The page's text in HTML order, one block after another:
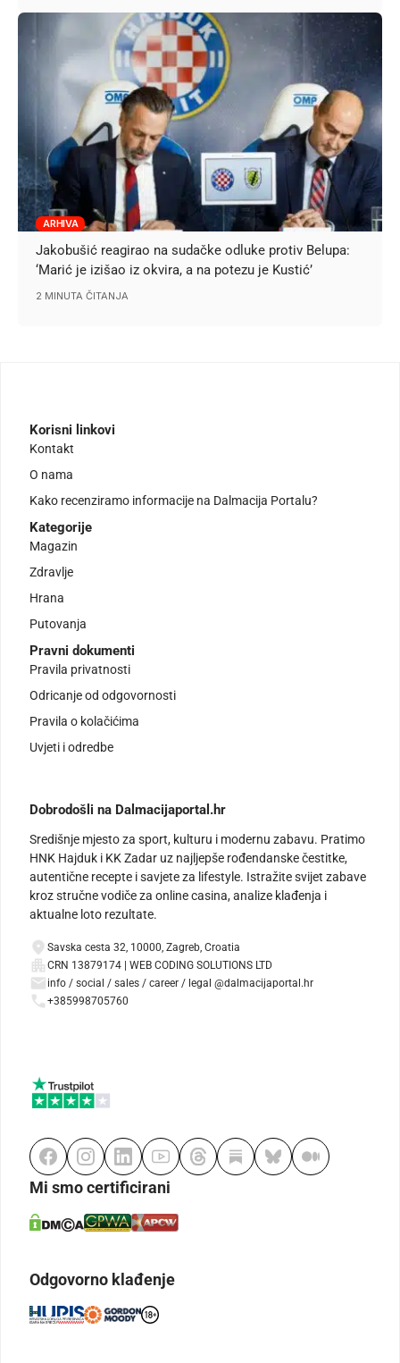
ARHIVA
Jakobušić reagirao na sudačke odluke protiv Belupa:
‘Marić je izišao iz okvira, a na potezu je Kustić’
2 MINUTA ČITANJA
Korisni linkovi
Kontakt
O nama
Kako recenziramo informacije na Dalmacija Portalu?
Kategorije
Magazin
Zdravlje
Hrana
Putovanja
Pravni dokumenti
Pravila privatnosti
Odricanje od odgovornosti
Pravila o kolačićima
Uvjeti i odredbe
Dobrodošli na Dalmacijaportal.hr
Središnje mjesto za sport, kulturu i modernu zabavu. Pratimo
HNK Hajduk i KK Zadar uz najljepše rođendanske čestitke,
autentične recepte i savjete za lifestyle. Istražite svijet zabave
kroz stručne vodiče za online casina, analize klađenja i
aktualne loto rezultate.
Savska cesta 32, 10000, Zagreb, Croatia
CRN 13879174 | WEB CODING SOLUTIONS LTD
info / social / sales / career / legal @dalmacijaportal.hr
+385998705760
Mi smo certificirani
Odgovorno klađenje